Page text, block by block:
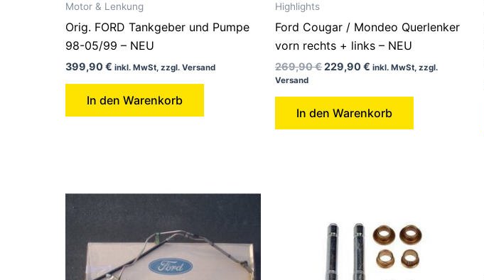
Motor & Lenkung
Orig. FORD Tankgeber und Pumpe
98-05/99 – NEU
399,90€ inkl. MwSt, zzgl. Versand
In den Warenkorb
Highlights
Ford Cougar / Mondeo Querlenker
vorn rechts + links – NEU
269,90€229,90€ inkl. MwSt, zzgl.
Versand
In den Warenkorb